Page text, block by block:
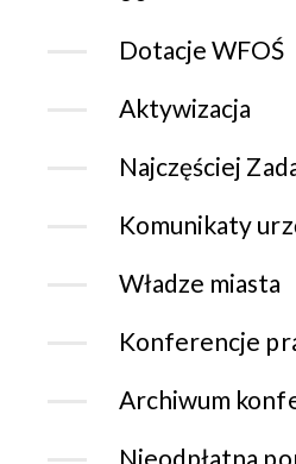
Dotacje WFOŚ
Aktywizacja
Najczęściej
Komunikaty
Władze miasta
Konferencje
Archiwum
Nieodpłatna